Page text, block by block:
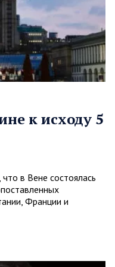
к исходу 5
в Вене состоялась
Франции и